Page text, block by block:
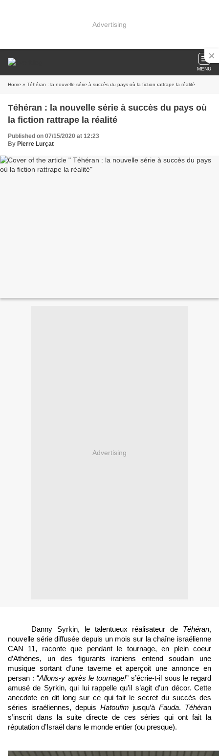
Advertising
MENU
Home » Téhéran : la nouvelle série à succès du pays où la fiction rattrape la réalité
Téhéran : la nouvelle série à succès du pays où
la fiction rattrape la réalité
Published on 07/15/2020 at 12:23
By Pierre Lurçat
Advertising
Danny Syrkin, le talentueux réalisateur de Téhéran,
nouvelle série diffusée depuis un mois sur la chaîne israélienne
CAN 11, raconte que pendant le tournage, en plein coeur
d’Athènes, un des figurants iraniens entend soudain une
musique sortant d’une taverne et aperçoit une annonce en
persan : “Allons-y après le tournage!” s’écrie-t-il sous le regard
amusé de Syrkin, qui lui rappelle qu’il s’agit d’un décor. Cette
anecdote en dit long sur ce qui fait le secret du succès des
séries israéliennes, depuis Hatoufim jusqu’à Fauda. Téhéran
s’inscrit dans la suite directe de ces séries qui ont fait la
réputation d’Israël dans le monde entier (ou presque).